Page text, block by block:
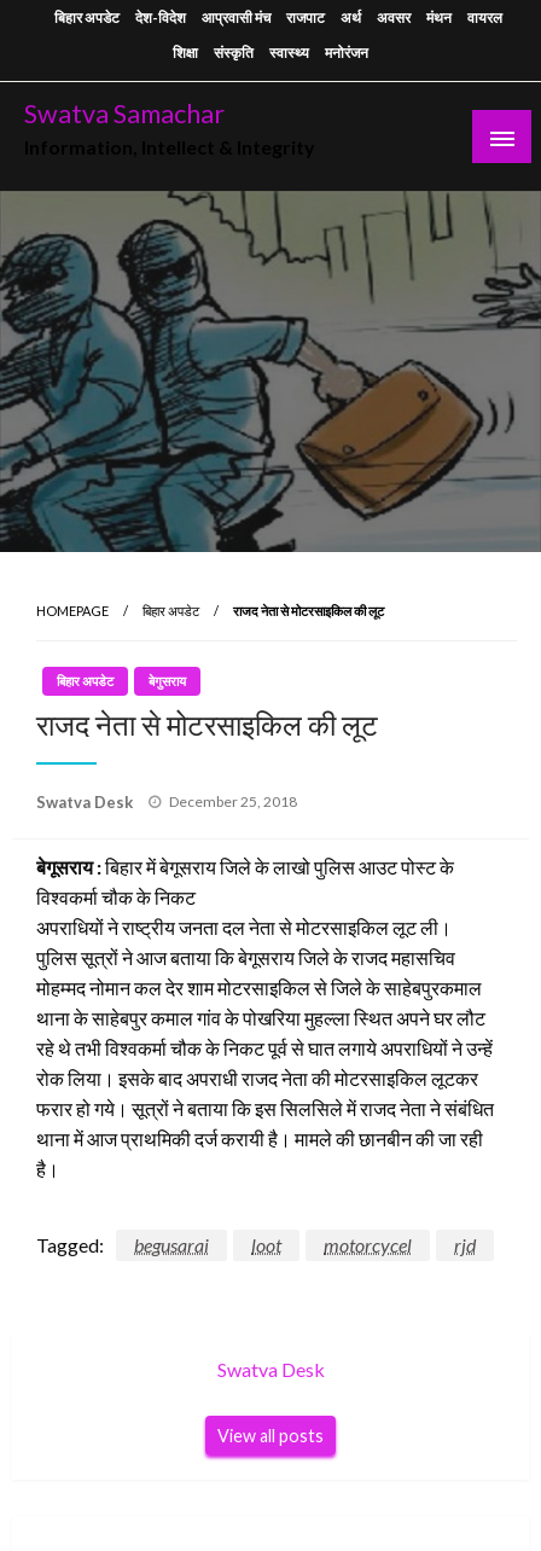
बिहार अपडेट देश-विदेश आप्रवासी मंच राजपाट अर्थ अवसर मंथन
वायरल
शिक्षा
संस्कृति स्वास्थ्य मनोरंजन
Swatva Samachar
HOMEPAGE बिहार अपडेट राजद नेता से मोटरसाइकिल की लूट
बिहार अपडेट बेगुसराय
राजद नेता से मोटरसाइकिल की लूट
Swatva Desk
Posted
December 25, 2018
बेगूसराय :बिहार में बेगूसराय जिले के लाखो पुलिस आउट पोस्ट के
विश्वकर्मा चौक के निकट
अपराधियों ने राष्ट्रीय जनता दल नेता से मोटरसाइकिल लूट ली।
पुलिस सूत्रों ने आज बताया कि बेगूसराय जिले के राजद महासचिव
मोहम्मद नोमान कल देर शाम मोटरसाइकिल से जिले के साहेबपुरकमाल
थाना के साहेबपुर कमाल गांव के पोखरिया मुहल्ला स्थित अपने घर लौट
रहे थे तभी विश्वकर्मा चौक के निकट पूर्व से घात लगाये अपराधियों ने उन्हें
रोक लिया। इसके बाद अपराधी राजद नेता की मोटरसाइकिल लूटकर
फरार हो गये। सूत्रों ने बताया कि इस सिलसिले में राजद नेता ने संबंधित
थाना में आज प्राथमिकी दर्ज करायी है। मामले की छानबीन की जा रही
है।
Tagged: begusarai loot motorcycel rjd
Swatva Desk
View all posts